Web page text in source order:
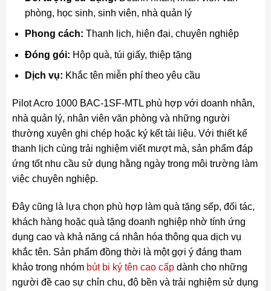
phòng, học sinh, sinh viên, nhà quản lý
Phong cách: Thanh lịch, hiện đại, chuyên nghiệp
Đóng gói: Hộp quà, túi giấy, thiệp tặng
Dịch vụ: Khắc tên miễn phí theo yêu cầu
Pilot Acro 1000 BAC-1SF-MTL phù hợp với doanh nhân,
nhà quản lý, nhân viên văn phòng và những người
thường xuyên ghi chép hoặc ký kết tài liệu. Với thiết kế
thanh lịch cùng trải nghiệm viết mượt mà, sản phẩm đáp
ứng tốt nhu cầu sử dụng hằng ngày trong môi trường làm
việc chuyên nghiệp.
Đây cũng là lựa chọn phù hợp làm quà tặng sếp, đối tác,
khách hàng hoặc quà tặng doanh nghiệp nhờ tính ứng
dụng cao và khả năng cá nhân hóa thông qua dịch vụ
khắc tên. Sản phẩm đồng thời là một gợi ý đáng tham
khảo trong nhóm bút bi ký tên cao cấpdành cho những
người đề cao sự chỉn chu, độ bền và trải nghiệm sử dụng